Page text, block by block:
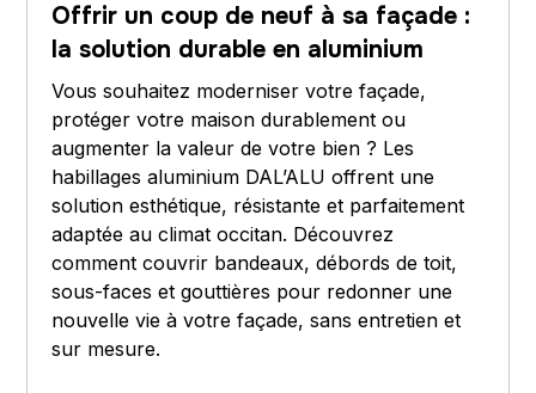
Offrir un coup de neuf à sa façade :
la solution durable en aluminium
Vous souhaitez moderniser votre façade,
protéger votre maison durablement ou
augmenter la valeur de votre bien ? Les
habillages aluminium DAL’ALU offrent une
solution esthétique, résistante et parfaitement
adaptée au climat occitan. Découvrez
comment couvrir bandeaux, débords de toit,
sous-faces et gouttières pour redonner une
nouvelle vie à votre façade, sans entretien et
sur mesure.